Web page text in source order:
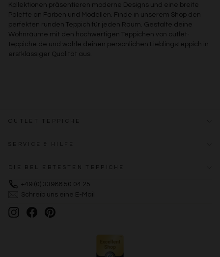
Kollektionen präsentieren moderne Designs und eine breite
Palette an Farben und Modellen. Finde in unserem Shop den
perfekten runden Teppich für jeden Raum. Gestalte deine
Wohnräume mit den hochwertigen Teppichen von outlet-
teppiche.de und wähle deinen persönlichen Lieblingsteppich in
erstklassiger Qualität aus.
OUTLET TEPPICHE
SERVICE & HILFE
DIE BELIEBTESTEN TEPPICHE
+49 (0) 33986 50 04 25
Schreib uns eine E-Mail
InstagramFacebookPinterest